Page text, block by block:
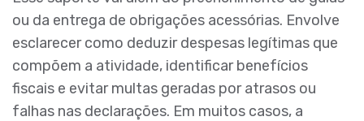
ou da entrega de obrigações acessórias. Envolve
esclarecer como deduzir despesas legítimas que
compõem a atividade, identificar benefícios
fiscais e evitar multas geradas por atrasos ou
falhas nas declarações. Em muitos casos, a